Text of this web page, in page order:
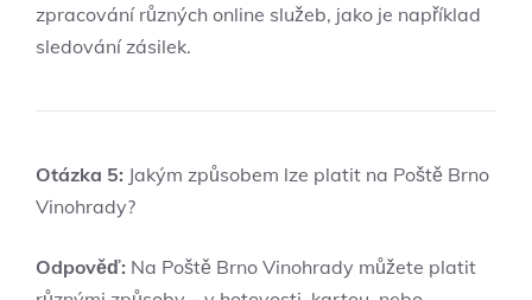
zpracování různých online služeb, ‍jako je například
sledování ⁣zásilek.
Otázka⁣ 5: ‌Jakým způsobem lze platit‌ na Poště Brno
Vinohrady?
Odpověď: Na Poště Brno Vinohrady můžete platit